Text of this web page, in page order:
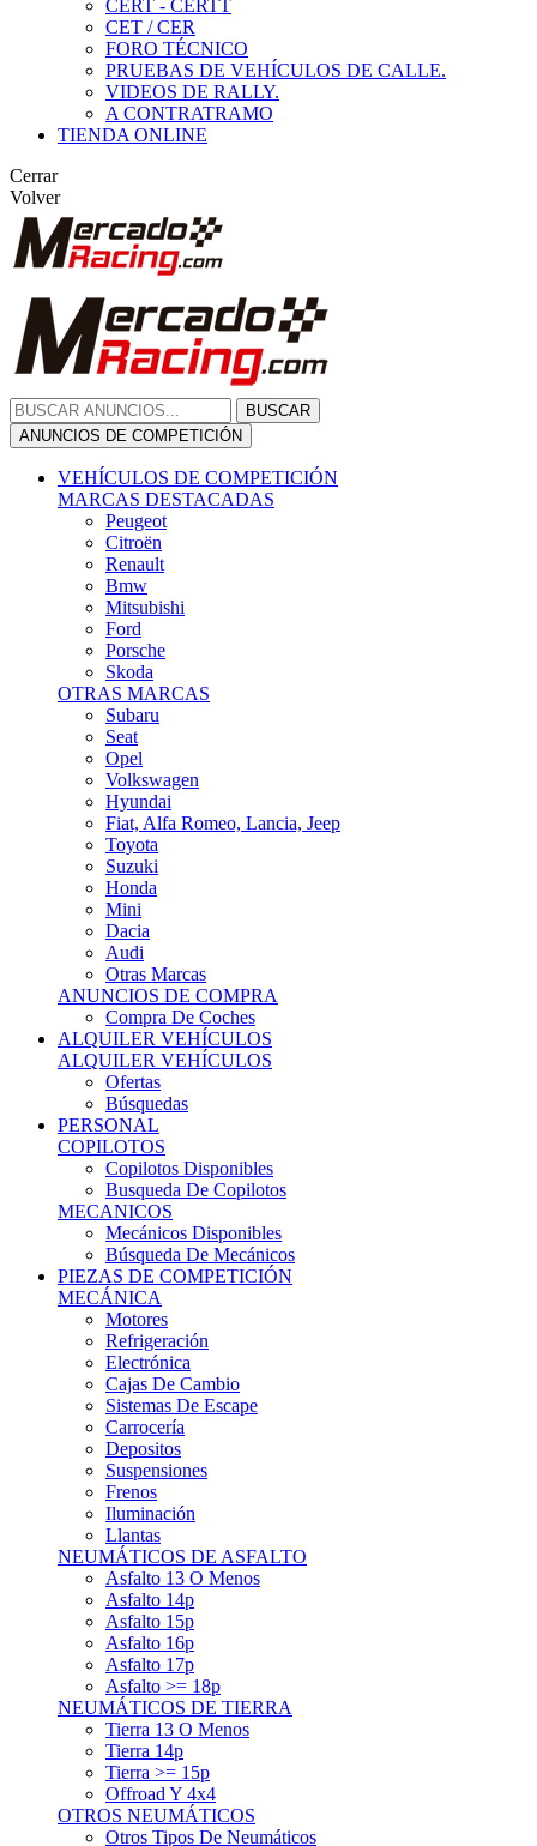
CERT - CERTT
CET / CER
FORO TÉCNICO
PRUEBAS DE VEHÍCULOS DE CALLE.
VIDEOS DE RALLY.
A CONTRATRAMO
TIENDA ONLINE
Cerrar
Volver
BUSCAR
ANUNCIOS DE COMPETICIÓN
VEHÍCULOS DE COMPETICIÓN
MARCAS DESTACADAS
Peugeot
Citroën
Renault
Bmw
Mitsubishi
Ford
Porsche
Skoda
OTRAS MARCAS
Subaru
Seat
Opel
Volkswagen
Hyundai
Fiat, Alfa Romeo, Lancia, Jeep
Toyota
Suzuki
Honda
Mini
Dacia
Audi
Otras Marcas
ANUNCIOS DE COMPRA
Compra De Coches
ALQUILER VEHÍCULOS
ALQUILER VEHÍCULOS
Ofertas
Búsquedas
PERSONAL
COPILOTOS
Copilotos Disponibles
Busqueda De Copilotos
MECANICOS
Mecánicos Disponibles
Búsqueda De Mecánicos
PIEZAS DE COMPETICIÓN
MECÁNICA
Motores
Refrigeración
Electrónica
Cajas De Cambio
Sistemas De Escape
Carrocería
Depositos
Suspensiones
Frenos
Iluminación
Llantas
NEUMÁTICOS DE ASFALTO
Asfalto 13 O Menos
Asfalto 14p
Asfalto 15p
Asfalto 16p
Asfalto 17p
Asfalto >= 18p
NEUMÁTICOS DE TIERRA
Tierra 13 O Menos
Tierra 14p
Tierra >= 15p
Offroad Y 4x4
OTROS NEUMÁTICOS
Otros Tipos De Neumáticos